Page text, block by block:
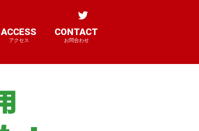
ACCESS
アクセス
CONTACT
お問合わせ